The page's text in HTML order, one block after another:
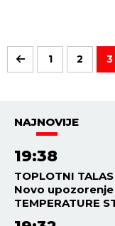
1 2 3
NAJNOVIJE
19:38
TOPLOTNI
Novo
TEMPERATURE